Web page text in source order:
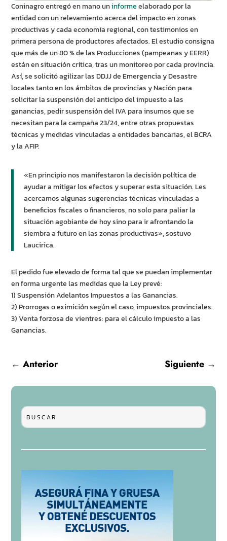
Coninagro entregó en mano uninformeelaborado por la
entidad con un relevamiento acerca del impacto en zonas
productivas y cada economía regional, con testimonios en
primera persona de productores afectados. El estudio consigna
que más de un 80 % de las Producciones (pampeanas y EERR)
están en situación crítica, tras un monitoreo por cada provincia.
Así, se solicitó agilizar las DDJJ de Emergencia y Desastre
locales tanto en los ámbitos de provincias y Nación para
solicitar la suspensión del anticipo del impuesto a las
ganancias, pedir suspensión del IVA para insumos que se
necesitan para la campaña 23/24, entre otras propuestas
técnicas y medidas vinculadas a entidades bancarias, el BCRA
y la AFIP.
«En principio nos manifestaron la decisión política de
ayudar a mitigar los efectos y superar esta situación. Les
acercamos algunas sugerencias técnicas vinculadas a
beneficios fiscales o financieros, no solo para paliar la
situación agobiante de hoy sino para ir afrontando la
siembra a futuro en las zonas productivas», sostuvo
Laucirica.
El pedido fue elevado de forma tal que se puedan implementar
en forma urgente las medidas que la Ley prevé:
1) Suspensión Adelantos Impuestos a las Ganancias.
2) Prorrogas o eximición según el caso, impuestos provinciales.
3) Venta forzosa de vientres: para el cálculo impuesto a las
Ganancias.
←Anterior Siguiente→